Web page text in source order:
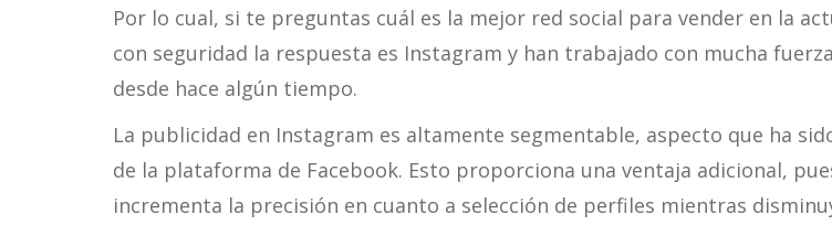
Por lo cual, si te preguntas cuál es la mejor red social para vender en la
con seguridad la respuesta es Instagram y han trabajado con mucha
desde hace algún tiempo.
La publicidad en Instagram es altamente segmentable, aspecto que ha
de la plataforma de Facebook. Esto proporciona una ventaja adicional,
incrementa la precisión en cuanto a selección de perfiles mientras